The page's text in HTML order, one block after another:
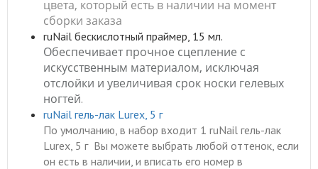
цвета, который есть в наличии на момент
сборки заказа
ruNail бескислотный праймер, 15 мл.
Обеспечивает прочное сцепление с
искусственным материалом, исключая
отслойки и увеличивая срок носки гелевых
ногтей.
ruNail гель-лак Lurex, 5 г
По умолчанию, в набор входит 1 ruNail гель-лак
Lurex, 5 г Вы можете выбрать любой оттенок, если
он есть в наличии, и вписать его номер в